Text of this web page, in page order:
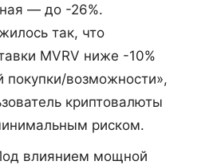
— до -26%.
так, что
MVRV ниже -10%
покупки/возможности»,
криптовалюты
риском.
влиянием мощной